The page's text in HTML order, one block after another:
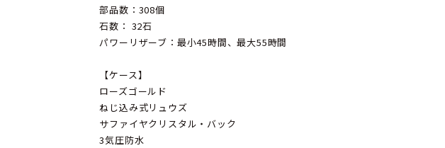
部品数：308個
石数： 32石
パワーリザーブ：最小45時間、最大55時間
【ケース】
ローズゴールド
ねじ込み式リュウズ
サファイヤクリスタル・バック
3気圧防水